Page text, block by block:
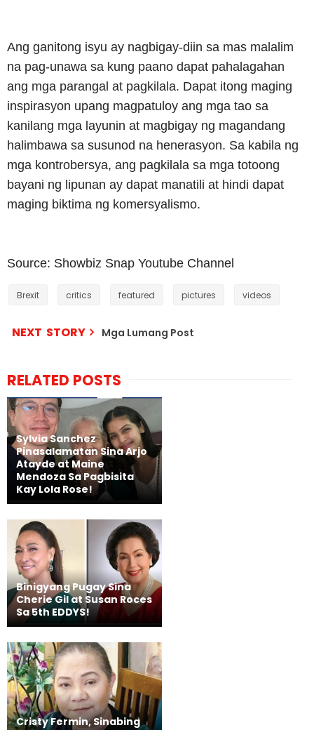
Ang ganitong isyu ay nagbigay-diin sa mas malalim
na pag-unawa sa kung paano dapat pahalagahan
ang mga parangal at pagkilala. Dapat itong maging
inspirasyon upang magpatuloy ang mga tao sa
kanilang mga layunin at magbigay ng magandang
halimbawa sa susunod na henerasyon. Sa kabila ng
mga kontrobersya, ang pagkilala sa mga totoong
bayani ng lipunan ay dapat manatili at hindi dapat
maging biktima ng komersyalismo.
Source: Showbiz Snap Youtube Channel
Brexit critics featured pictures videos
NEXT STORY Mga Lumang Post
RELATED POSTS
Sylvia Sanchez
Pinasalamatan Sina Arjo
Atayde at Maine
Mendoza Sa Pagbisita
Kay Lola Rose!
Binigyang Pugay Sina
Cherie Gil at Susan Roces
Sa 5th EDDYS!
Cristy Fermin, Sinabing